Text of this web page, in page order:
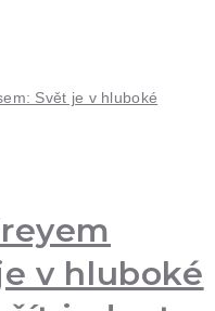
v hluboké